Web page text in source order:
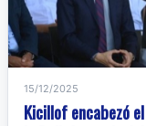
15/12/2025
Kicillof encabezó